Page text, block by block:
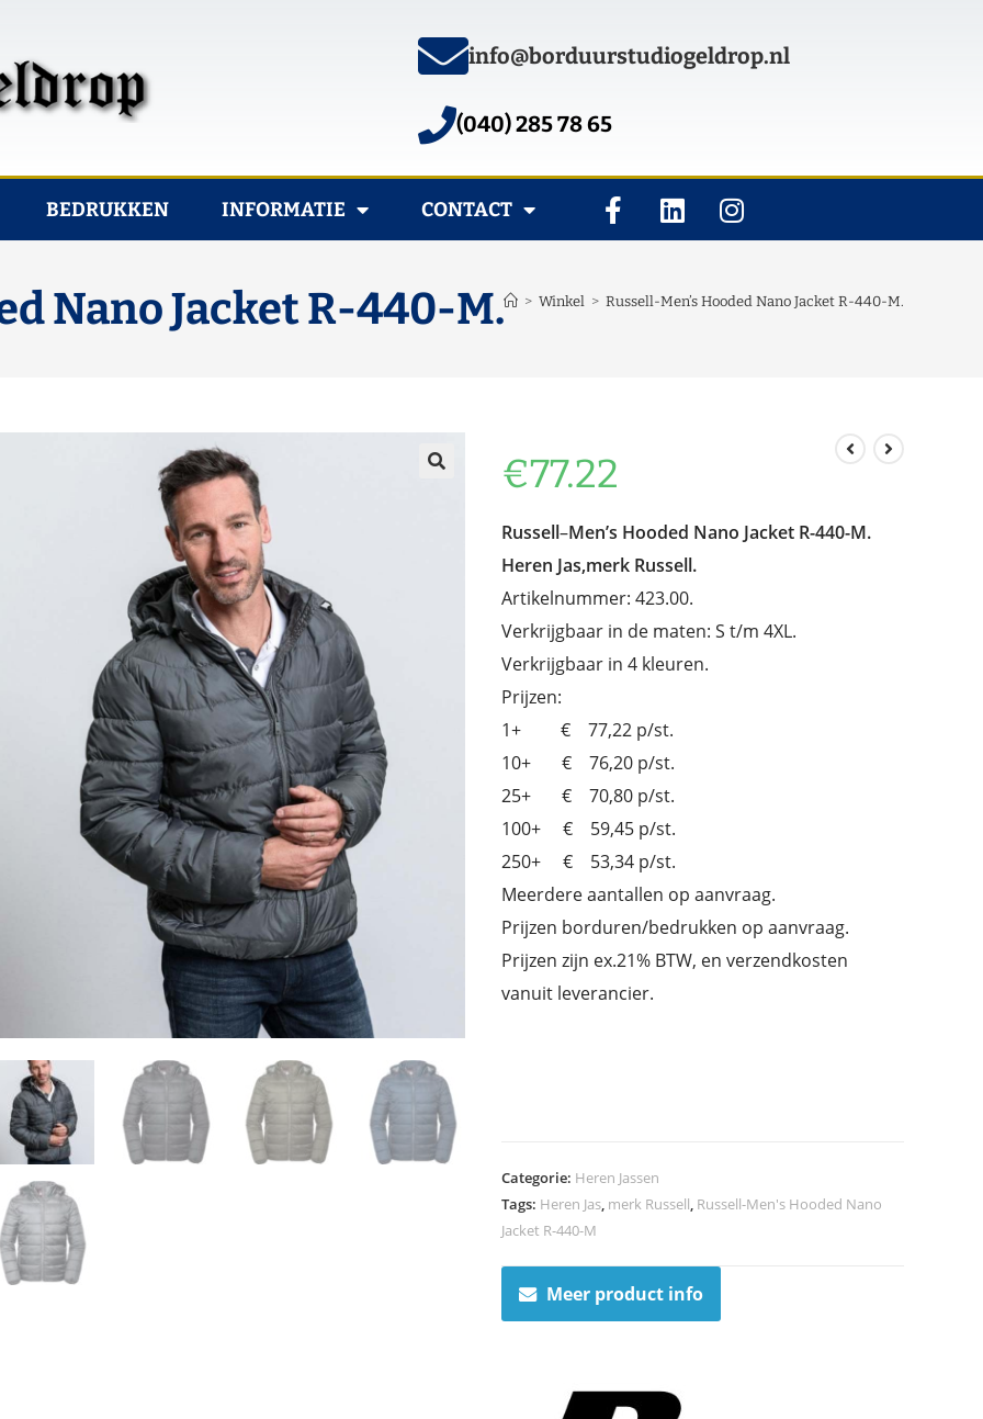
info@borduurstudiogeldrop.nl
(040) 285 78 65
BEDRUKKEN INFORMATIE CONTACT
Nano Jacket R-440-M. > Winkel > Russell-Men’s Hooded Nano Jacket R-440-M.
€77.22
Russell–Men’s Hooded Nano Jacket R-440-M.
Heren Jas,merk Russell.
Artikelnummer: 423.00.
Verkrijgbaar in de maten: S t/m 4XL.
Verkrijgbaar in 4 kleuren.
Prijzen:
1+ € 77,22 p/st.
10+ € 76,20 p/st.
25+ € 70,80 p/st.
100+ € 59,45 p/st.
250+ € 53,34 p/st.
Meerdere aantallen op aanvraag.
Prijzen borduren/bedrukken op aanvraag.
Prijzen zijn ex.21% BTW, en verzendkosten
vanuit leverancier.
Categorie: Heren Jassen
Tags: Heren Jas, merk Russell, Russell-Men's Hooded Nano
Jacket R-440-M
Meer product info